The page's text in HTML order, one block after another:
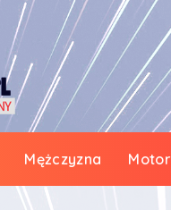
Mężczyzna